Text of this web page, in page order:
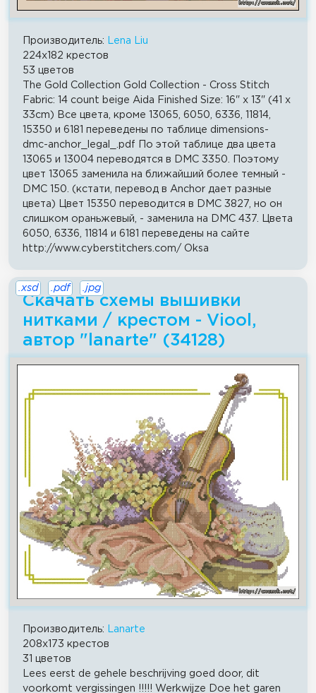
Производитель:
Lena Liu
224x182 крестов
53 цветов
The Gold Collection Gold Collection - Cross Stitch
Fabric: 14 count beige Aida Finished Size: 16" x 13" (41 x
33cm) Все цвета, кроме 13065, 6050, 6336, 11814,
15350 и 6181 переведены по таблице dimensions-
dmc-anchor_legal_.pdf По этой таблице два цвета
13065 и 13004 переводятся в DMC 3350. Поэтому
цвет 13065 заменила на ближайший более темный -
DMC 150. (кстати, перевод в Anchor дает разные
цвета) Цвет 15350 переводится в DMC 3827, но он
слишком ораньжевый, - заменила на DMC 437. Цвета
6050, 6336, 11814 и 6181 переведены на сайте
http://www.cyberstitchers.com/ Oksa
Скачать схемы вышивки
нитками / крестом - Viool,
автор "lanarte" (34128)
.xsd .pdf .jpg
Производитель:
Lanarte
208x173 крестов
31 цветов
Lees eerst de gehele beschrijving goed door, dit
voorkomt vergissingen !!!!! Werkwijze Doe het garen